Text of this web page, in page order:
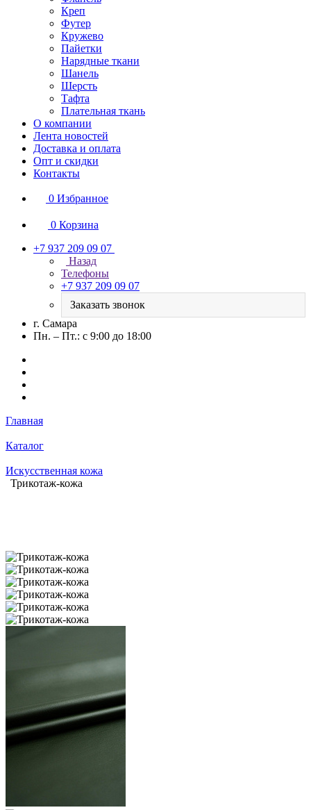
Креп
Футер
Кружево
Пайетки
Нарядные ткани
Шанель
Шерсть
Тафта
Плательная ткань
О компании
Лента новостей
Доставка и оплата
Опт и скидки
Контакты
0 Избранное
0 Корзина
+7 937 209 09 07
Назад
Телефоны
+7 937 209 09 07
Заказать звонок
г. Самара
Пн. – Пт.: с 9:00 до 18:00
Главная
Каталог
Искусственная кожа
Трикотаж-кожа